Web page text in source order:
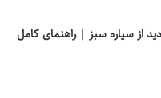
از سیاره سبز | راهنمای کامل